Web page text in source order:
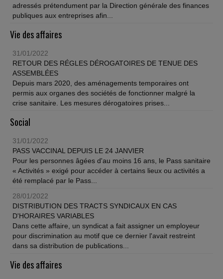
adressés prétendument par la Direction générale des finances
publiques aux entreprises afin...
Vie des affaires
31/01/2022
RETOUR DES RÉGLES DÉROGATOIRES DE TENUE DES
ASSEMBLÉES
Depuis mars 2020, des aménagements temporaires ont
permis aux organes des sociétés de fonctionner malgré la
crise sanitaire. Les mesures dérogatoires prises...
Social
31/01/2022
PASS VACCINAL DEPUIS LE 24 JANVIER
Pour les personnes âgées d'au moins 16 ans, le Pass sanitaire
« Activités » exigé pour accéder à certains lieux ou activités a
été remplacé par le Pass...
28/01/2022
DISTRIBUTION DES TRACTS SYNDICAUX EN CAS
D'HORAIRES VARIABLES
Dans cette affaire, un syndicat a fait assigner un employeur
pour discrimination au motif que ce dernier l'avait restreint
dans sa distribution de publications...
Vie des affaires